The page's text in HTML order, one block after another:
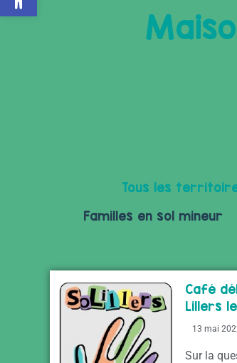
Tous les
Familles en sol mineur
Café
Lillers
13 mai
Sur la